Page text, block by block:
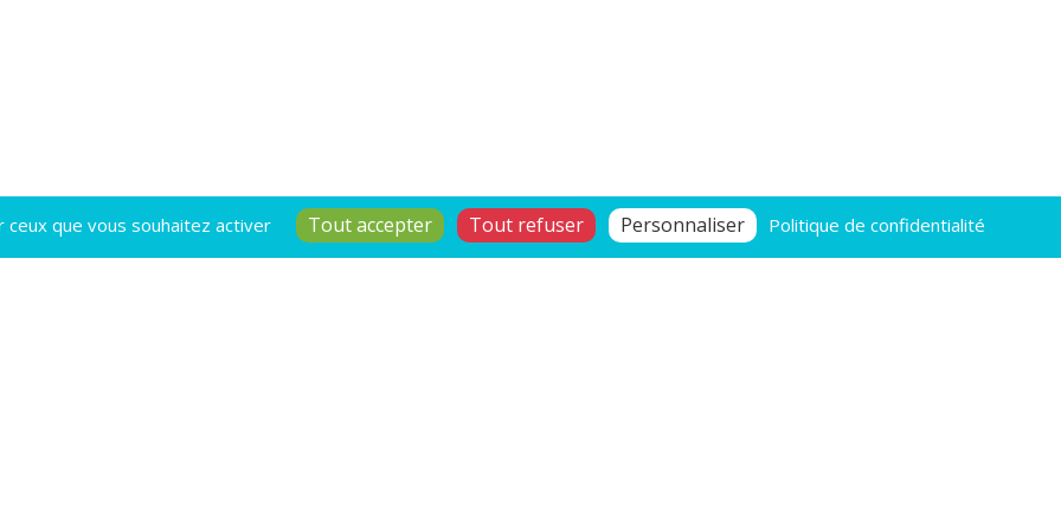
que vous souhaitez activer Tout accepter Tout refuser Personnaliser Politique de confidentialité